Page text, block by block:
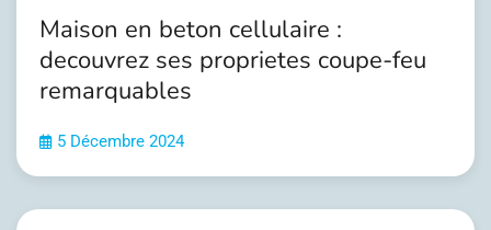
Maison en beton cellulaire :
decouvrez ses proprietes coupe-feu
remarquables
5 Décembre 2024